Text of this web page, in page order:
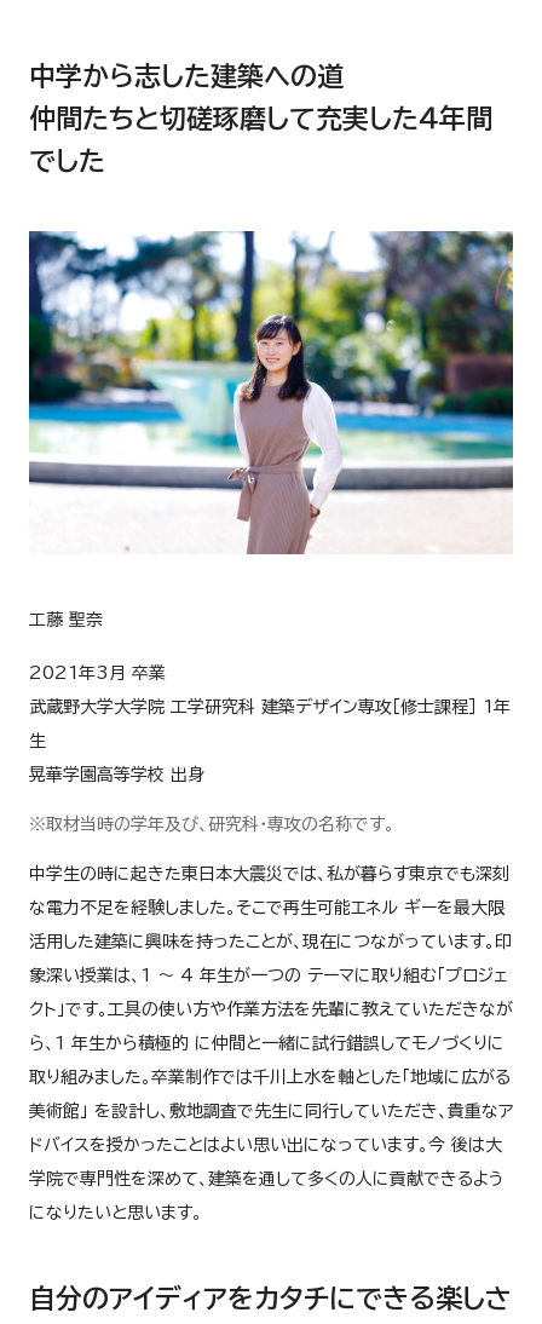
中学から志した建築への道
仲間たちと切磋琢磨して充実した４年間
でした
工藤 聖奈
2021年3月 卒業
武蔵野大学大学院 工学研究科 建築デザイン専攻［修士課程］ 1年
生
晃華学園高等学校 出身
※取材当時の学年及び、研究科・専攻の名称です。
中学生の時に起きた東日本大震災では、私が暮らす東京でも深刻
な電力不足を経験しました。そこで再生可能エネル ギーを最大限
活用した建築に興味を持ったことが、現在につながっています。印
象深い授業は、1 ～ 4 年生が一つの テーマに取り組む「プロジェ
クト」です。工具の使い方や作業方法を先輩に教えていただきなが
ら、1 年生から積極的 に仲間と一緒に試行錯誤してモノづくりに
取り組みました。卒業制作では千川上水を軸とした「地域に広がる
美術館」 を設計し、敷地調査で先生に同行していただき、貴重なア
ドバイスを授かったことはよい思い出になっています。今 後は大
学院で専門性を深めて、建築を通して多くの人に貢献できるよう
になりたいと思います。
自分のアイディアをカタチにできる楽しさ